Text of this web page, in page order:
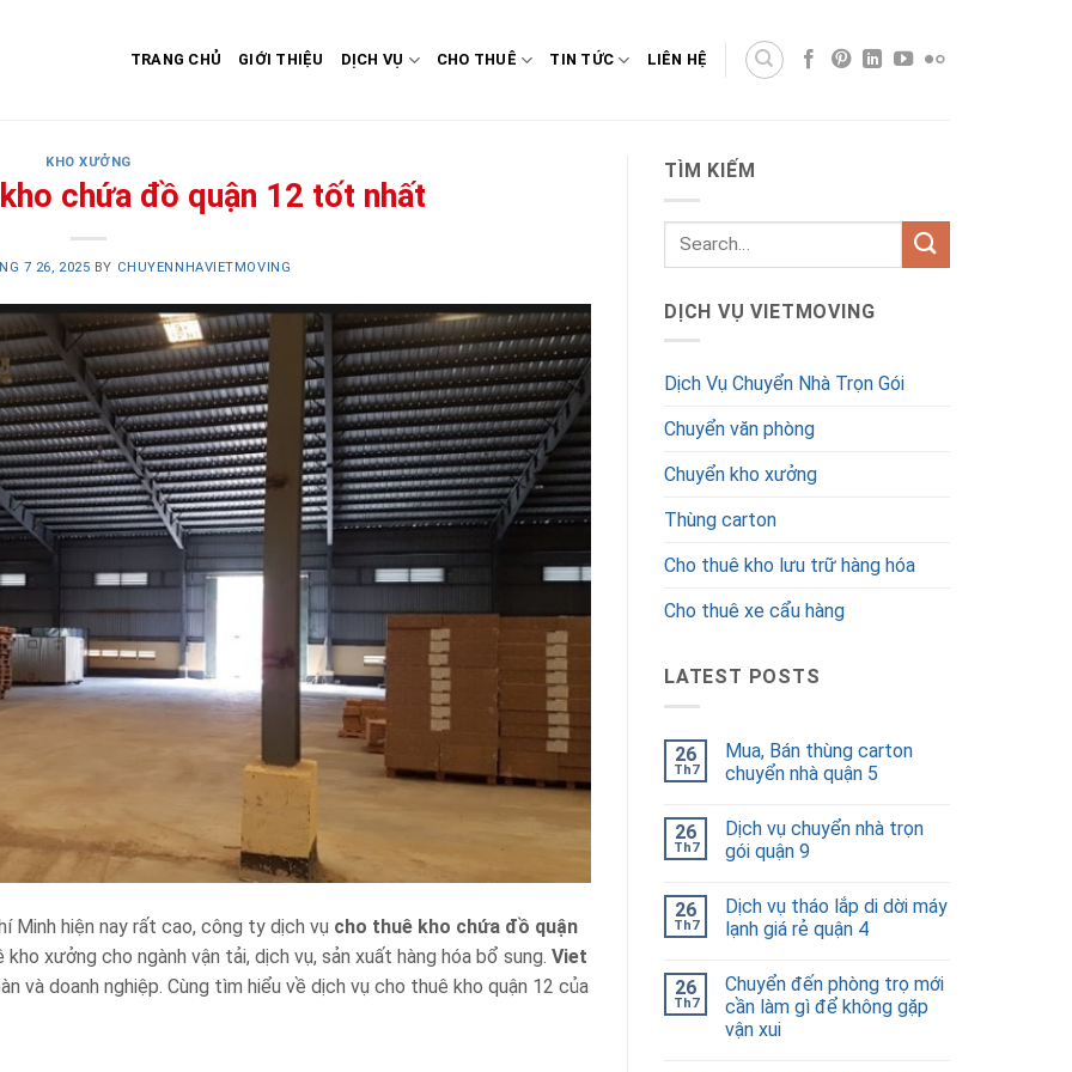
TRANG CHỦ GIỚI THIỆU DỊCH VỤ CHO THUÊ TIN TỨC LIÊN HỆ
KHO XƯỞNG
chứa đồ quận 12 tốt nhất
7 26, 2025 BY CHUYENNHAVIETMOVING
Minh hiện nay rất cao, công ty dịch vụ cho thuê kho chứa đồ quận
xưởng cho ngành vận tải, dịch vụ, sản xuất hàng hóa bổ sung. Viet
và doanh nghiệp. Cùng tìm hiểu về dịch vụ cho thuê kho quận 12 của
TÌM KIẾM
DỊCH VỤ VIETMOVING
Dịch Vụ Chuyển Nhà Trọn Gói
Chuyển văn phòng
Chuyển kho xưởng
Thùng carton
Cho thuê kho lưu trữ hàng hóa
Cho thuê xe cẩu hàng
LATEST POSTS
26
Th7
Mua, Bán thùng carton
chuyển nhà quận 5
26
Th7
Dịch vụ chuyển nhà trọn
gói quận 9
26
Th7
Dịch vụ tháo lắp di dời máy
lạnh giá rẻ quận 4
26
Th7
Chuyển đến phòng trọ mới
cần làm gì để không gặp
vận xui